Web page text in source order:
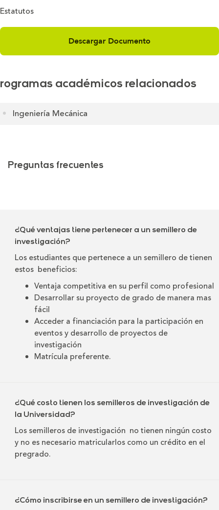
Estatutos
Descargar Documento
académicos relacionados
Ingeniería Mecánica
Preguntas frecuentes
¿Qué ventajas tiene pertenecer a un semillero de
investigación?
Los estudiantes que pertenece a un semillero de tienen
estos beneficios:
Ventaja competitiva en su perfil como profesional
Desarrollar su proyecto de grado de manera mas
fácil
Acceder a financiación para la participación en
eventos y desarrollo de proyectos de
investigación
Matrícula preferente.
¿Qué costo tienen los semilleros de investigación de
la Universidad?
Los semilleros de investigación no tienen ningún costo
y no es necesario matricularlos como un crédito en el
pregrado.
¿Cómo inscribirse en un semillero de investigación?